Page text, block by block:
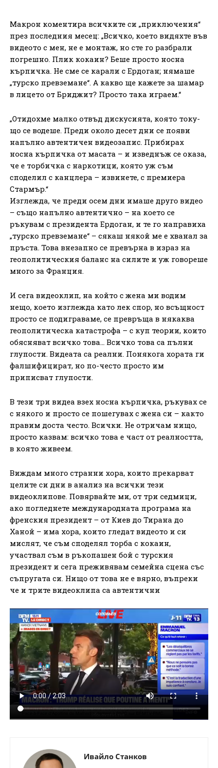
Макрон коментира всичките си „приключения“
през последния месец: „Всичко, което видяхте във
видеото с мен, не е монтаж, но сте го разбрали
погрешно. Плик кокаин? Беше просто носна
кърпичка. Не сме се карали с Ердоган; нямаше
„турско превземане“. А какво ще кажете за шамар
в лицето от Бриджит? Просто така играем.“
„Отидохме малко отвъд дискусията, която току-
що се водеше. Преди около десет дни се появи
напълно автентичен видеозапис. Прибирах
носна кърпичка от масата – и изведнъж се оказа,
че е торбичка с наркотици, която уж съм
споделил с канцлера – извинете, с премиера
Стармър.“
Изглежда, че преди осем дни имаше друго видео
– също напълно автентично – на което се
ръкувам с президента Ердоган, и те го направиха
„турско превземане“ – сякаш някой ме е хванал за
пръста. Това внезапно се превърна в израз на
геополитическия баланс на силите и уж говореше
много за Франция.
И сега видеоклип, на който с жена ми водим
нещо, което изглежда като лек спор, но всъщност
просто се подиграваме, се превръща в някаква
геополитическа катастрофа – с куп теории, които
обясняват всичко това… Всичко това са пълни
глупости. Видеата са реални. Понякога хората ги
фалшифицират, но по-често просто им
приписват глупости.
В тези три видеа взех носна кърпичка, ръкувах се
с някого и просто се пошегувах с жена си – както
правим доста често. Всички. Не отричам нищо,
просто казвам: всичко това е част от реалността,
в която живеем.
Виждам много странни хора, които прекарват
целите си дни в анализ на всички тези
видеоклипове. Повярвайте ми, от три седмици,
ако погледнете международната програма на
френския президент – от Киев до Тирана до
Ханой – има хора, които гледат видеото и си
мислят, че съм споделял торба с кокаин,
участвал съм в ръкопашен бой с турския
президент и сега преживявам семейна сцена със
съпругата си. Нищо от това не е вярно, въпреки
че и трите видеоклипа са автентични
Ивайло Станков